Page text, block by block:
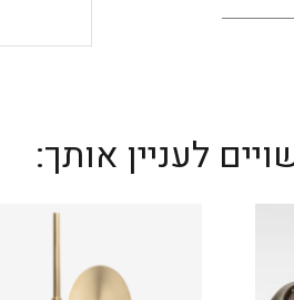
לעניין אותך: